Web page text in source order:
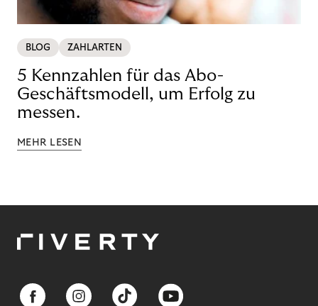
BLOG ZAHLARTEN
5 Kennzahlen für das Abo-
Geschäftsmodell, um Erfolg zu
messen.
MEHR LESEN